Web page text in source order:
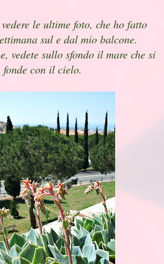
le ultime foto, che ho fatto
sul e dal mio balcone.
vedete sullo sfondo il mare che si
fonde con il cielo.